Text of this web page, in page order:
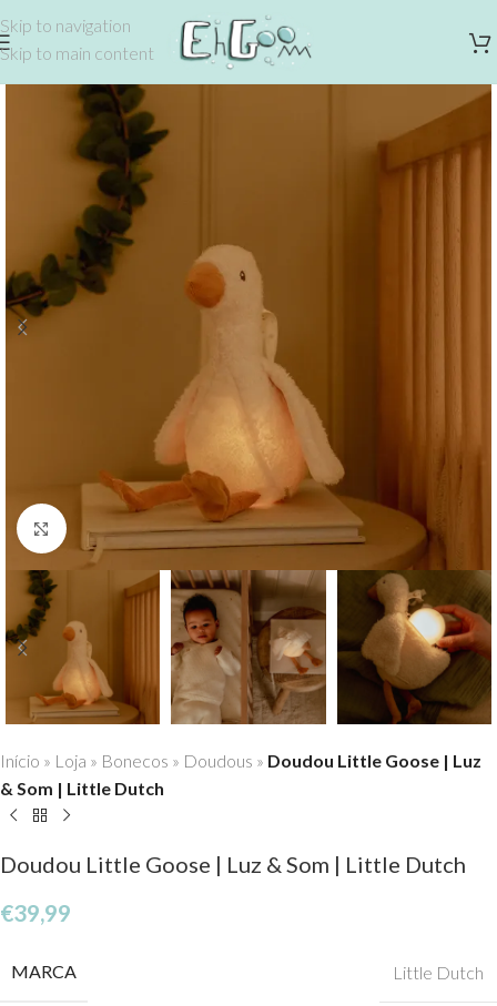
Skip to navigation
Skip to main content
Click to enlarge
Início » Loja » Bonecos » Doudous » Doudou Little Goose | Luz
& Som | Little Dutch
Doudou Little Goose | Luz & Som | Little Dutch
€39,99
MARCA Little Dutch